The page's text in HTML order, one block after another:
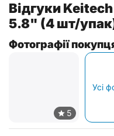
Відгуки
5.8" (4 шт/
fire tiger
Фотографії
Усі